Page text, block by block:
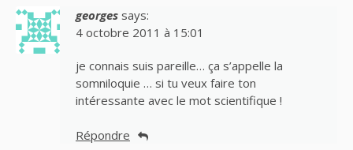
georges says:
4 octobre 2011 à 15:01
je connais suis pareille… ça s’appelle la
somniloquie … si tu veux faire ton
intéressante avec le mot scientifique !
Répondre